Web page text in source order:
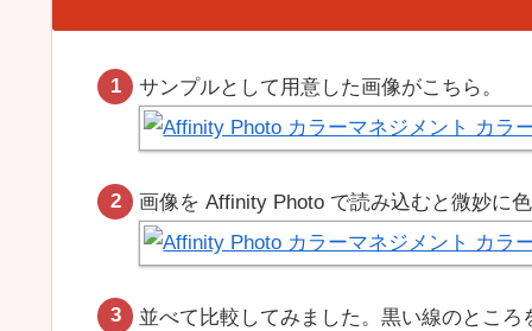
サンプルとして用意した画像がこちら。
画像を Affinity Photo で読み込むと微妙に
並べて比較してみました。黒い線のとこ